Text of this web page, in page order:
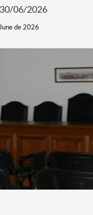
06/2026
de 2026